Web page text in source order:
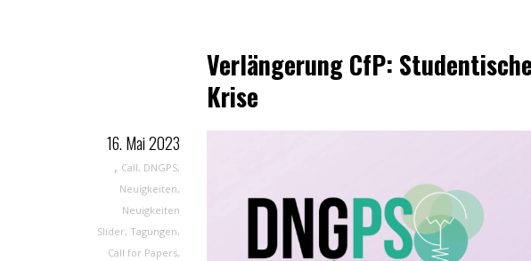
Verlängerung CfP:
Krise
16. Mai 2023
, Call, DNGPS,
Neuigkeiten,
Neuigkeiten
Slider, Tagungen,
Call for Papers,